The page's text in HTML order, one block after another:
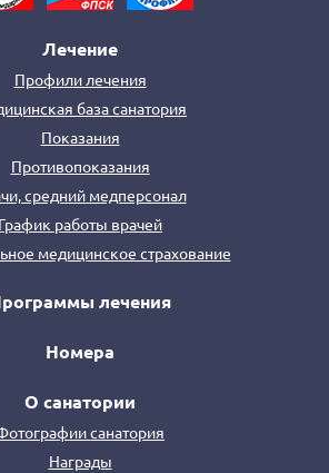
Лечение
Профили лечения
база санатория
Показания
Противопоказания
средний медперсонал
График работы врачей
медицинское страхование
лечения
Номера
О санатории
санатория
Награды